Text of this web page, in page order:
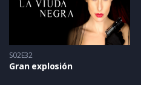
S02E32
Gran explosión